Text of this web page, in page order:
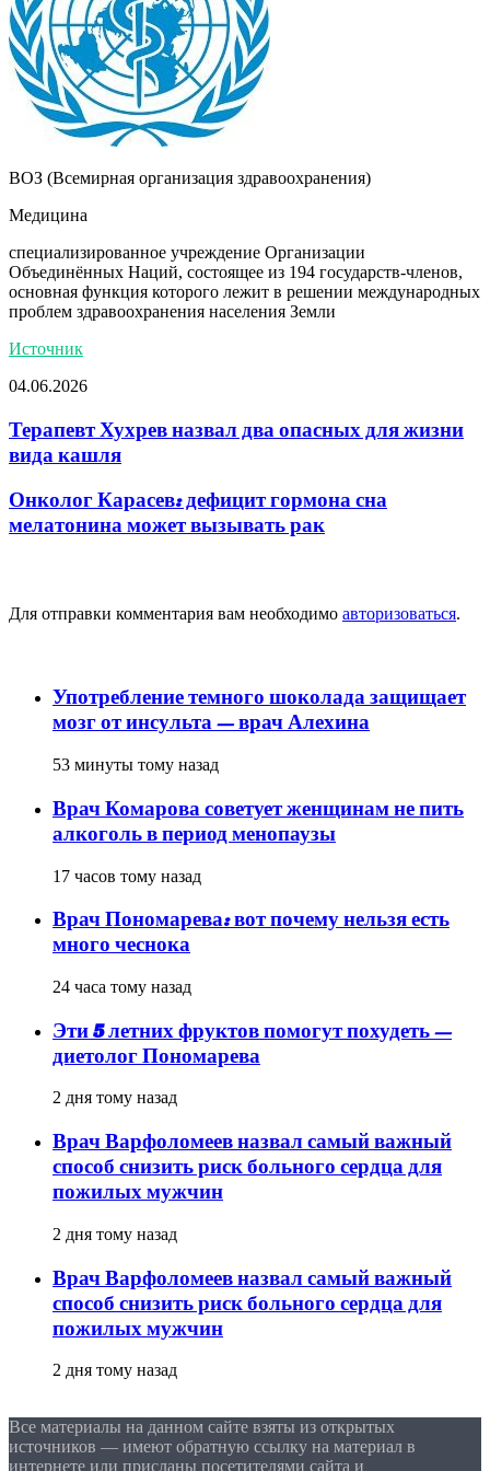
ВОЗ (Всемирная организация здравоохранения)
Медицина
специализированное учреждение Организации
Объединённых Наций, состоящее из 194 государств-членов,
основная функция которого лежит в решении международных
проблем здравоохранения населения Земли
Источник
04.06.2026
Терапевт Хухрев назвал два опасных для жизни
вида кашля
Онколог Карасев: дефицит гормона сна
мелатонина может вызывать рак
Для отправки комментария вам необходимо авторизоваться.
Употребление темного шоколада защищает
мозг от инсульта — врач Алехина
53 минуты тому назад
Врач Комарова советует женщинам не пить
алкоголь в период менопаузы
17 часов тому назад
Врач Пономарева: вот почему нельзя есть
много чеснока
24 часа тому назад
Эти 5 летних фруктов помогут похудеть —
диетолог Пономарева
2 дня тому назад
Врач Варфоломеев назвал самый важный
способ снизить риск больного сердца для
пожилых мужчин
2 дня тому назад
Врач Варфоломеев назвал самый важный
способ снизить риск больного сердца для
пожилых мужчин
2 дня тому назад
Все материалы на данном сайте взяты из открытых
источников — имеют обратную ссылку на материал в
интернете или присланы посетителями сайта и